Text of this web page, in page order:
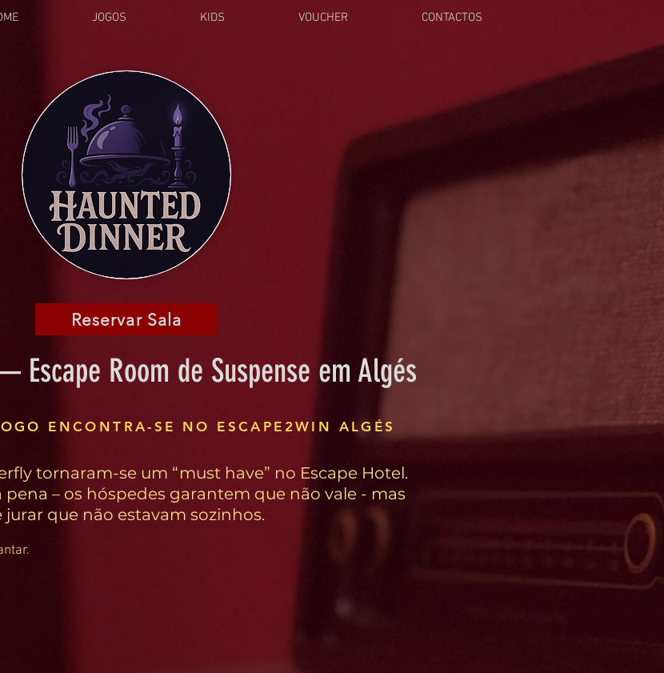
JOGOS KIDS VOUCHER CONTACTOS
Reservar Sala
Escape Room de Suspense em Algés
ENCONTRA-SE NO ESCAPE2WIN ALGÉS
tornaram-se um “must have” no Escape Hotel.
– os hóspedes garantem que não vale - mas
que não estavam sozinhos.